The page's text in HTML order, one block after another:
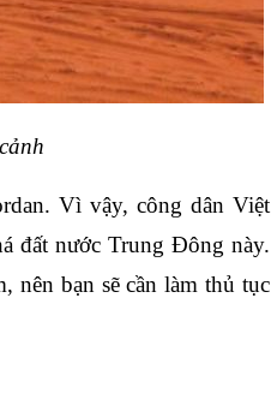
Vì vậy, công dân Việt
đất nước Trung Đông này.
nên bạn sẽ cần làm thủ tục